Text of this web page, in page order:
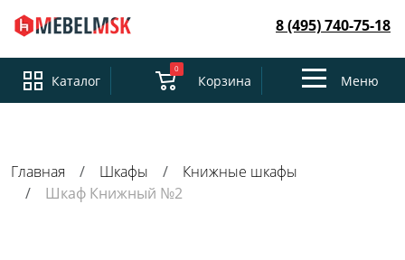
8 (495) 740-75-18
Каталог
0
Корзина
ToggleМеню
Главная Шкафы
Книжные шкафы
Шкаф Книжный №2